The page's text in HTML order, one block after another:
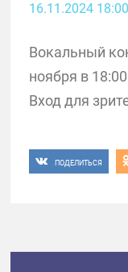
16.11.2024 18:00
Вокальный
ноября в
Вход для
ПОДЕЛИТЬСЯ